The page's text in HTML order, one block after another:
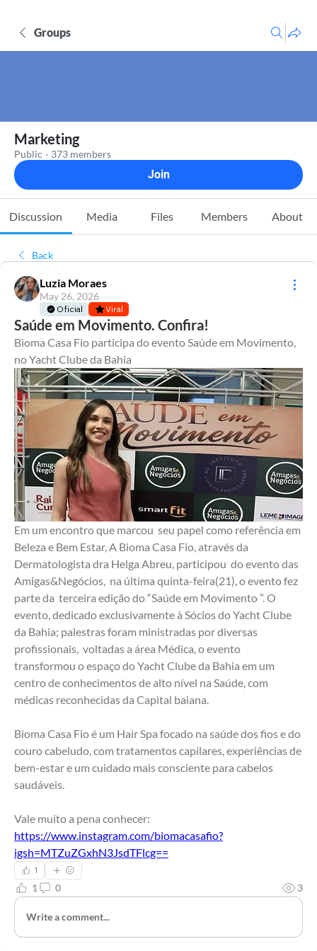
Groups
Marketing
Public · 373 members
Join
Discussion Media Files Members About
Back
Luzia Moraes
May 26, 2026
Oficial Viral
Saúde em Movimento. Confira!
Bioma Casa Fio participa do evento Saúde em Movimento,
no Yacht Clube da Bahia
Em um encontro que marcou  seu papel como referência em
Beleza e Bem Estar, A Bioma Casa Fio, através da
Dermatologista dra Helga Abreu, participou  do evento das
Amigas&Negócios,  na última quinta-feira(21), o evento fez
parte da  terceira edição do “Saúde em Movimento ”. O
evento, dedicado exclusivamente à Sócios do Yacht Clube
da Bahia; palestras foram ministradas por diversas
profissionais,  voltadas a área Médica, o evento
transformou o espaço do Yacht Clube da Bahia em um
centro de conhecimentos de alto nível na Saúde, com
médicas reconhecidas da Capital baiana.
Bioma Casa Fio é um Hair Spa focado na saúde dos fios e do
couro cabeludo, com tratamentos capilares, experiências de
bem-estar e um cuidado mais consciente para cabelos
saudáveis.
Vale muito a pena conhecer:
https://www.instagram.com/biomacasafio?
igsh=MTZuZGxhN3JsdTFlcg==
1
1 0 3
Write a comment...